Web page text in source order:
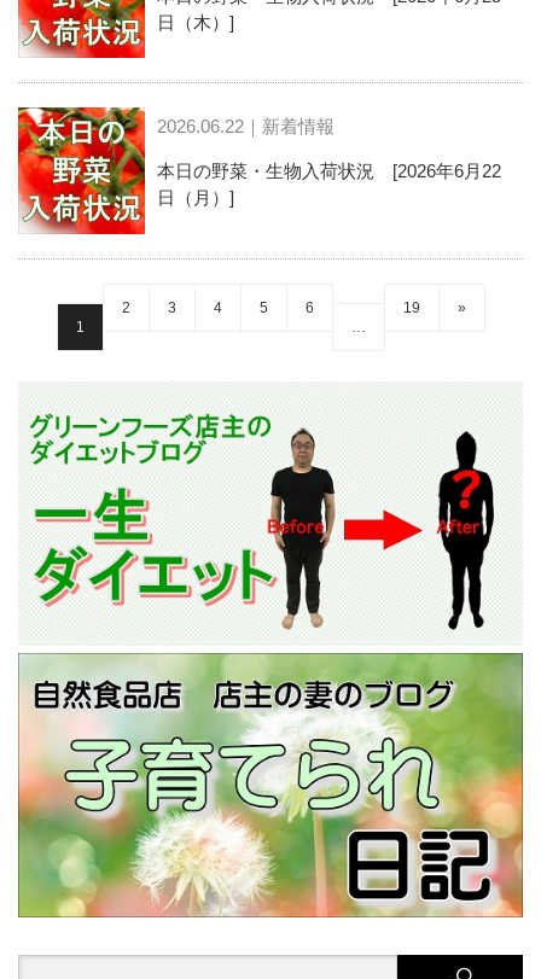
日（木）]
2026.06.22｜新着情報
本日の野菜・生物入荷状況 [2026年6月22
日（月）]
1
2 3 4 5
6
19 »